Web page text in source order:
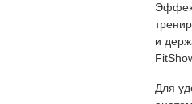
и
Для